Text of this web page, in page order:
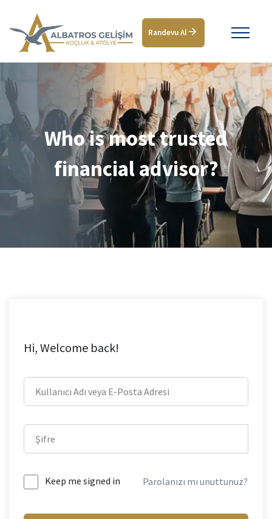
Randevu Al
Who is most trusted
financial advisor?
Hi, Welcome back!
Keep me signed in Parolanızı mı unuttunuz?